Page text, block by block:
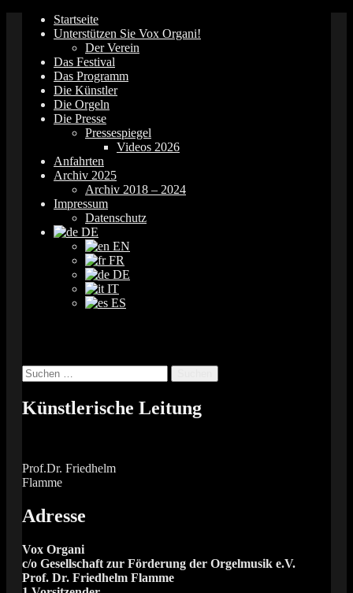
Springe
zum
Startseite
Unterstützen Sie Vox Organi!
Der Verein
Das Festival
Das Programm
Die Künstler
Die Orgeln
Die Presse
Pressespiegel
Videos 2026
Anfahrten
Archiv 2025
Archiv 2018 – 2024
Impressum
Datenschutz
DE
EN
FR
DE
IT
ES
Suchen
nach:
Künstlerische Leitung
Prof.Dr. Friedhelm
Flamme
Adresse
Vox Organi
c/o Gesellschaft zur Förderung der Orgelmusik e.V.
Prof. Dr. Friedhelm Flamme